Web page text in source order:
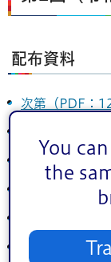
You
the
配布資料
次第（PDF：
資料1（PDF：
資料2（PDF：
資料4（PDF